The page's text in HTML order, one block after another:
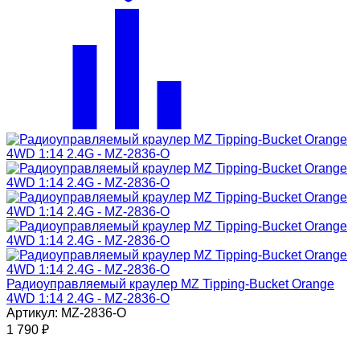
Радиоуправляемый краулер MZ Tipping-Bucket Orange
4WD 1:14 2.4G - MZ-2836-O
Артикул: MZ-2836-O
1 790 ₽